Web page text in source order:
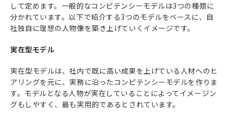
して定めます。一般的なコンピテンシーモデルは3つの種類に
分かれています。以下で紹介する3つのモデルをベースに、自
社独自に理想の人物像を築き上げていくイメージです。
実在型モデル
実在型モデルは、社内で既に高い成果を上げている人材へのヒ
アリングを元に、実務に沿ったコンピテンシーモデルを作りま
す。モデルとなる人物が実在していることによってイメージン
グもしやすく、最も実用的であるとされています。